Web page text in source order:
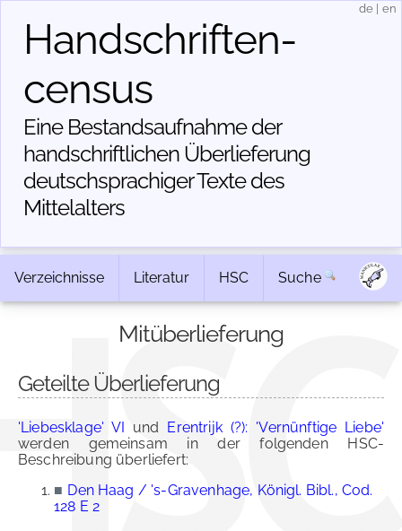
Handschriften­
census
Eine Bestandsaufnahme der
handschriftlichen Über­lieferung
deutschsprachiger Texte des
Mittelalters
de en
Verzeichnisse Literatur HSC Suche
Mitüberlieferung
Geteilte Überlieferung
'Liebesklage' VI und Erentrijk (?): 'Vernünftige Liebe'
werden gemeinsam in der folgenden HSC-
Beschreibung überliefert:
■ Den Haag / 's-Gravenhage, Königl. Bibl., Cod.
128 E 2